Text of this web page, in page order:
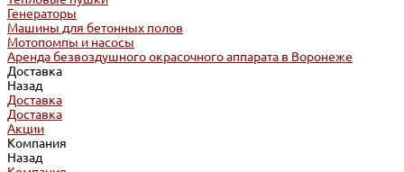
Генераторы
Машины для бетонных полов
Мотопомпы и насосы
Аренда безвоздушного окрасочного аппарата в Воронеже
Доставка
Назад
Доставка
Доставка
Акции
Компания
Назад